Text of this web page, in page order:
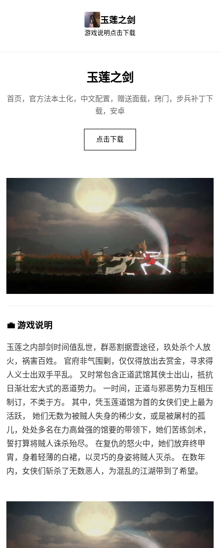
玉莲之剑
游戏说明 点击下载
玉莲之剑
首页，官方法本土化，中文配置，赠送面载，窍门，步兵补丁下
载，安卓
点击下载
💼 游戏说明
玉莲之内部剑时间值乱世，群恶割据壹途径，玖处杀个人放
火，祸害百姓。 官府非气围剿，仅仅得放出去赏金，寻求得
人义士出双手平乱。 又时常包含正道武馆其侠士出山，抵抗
日渐壮宏大式的恶道势力。 一时间，正道与邪恶势力互相压
制订，不类于方。 其中，凭玉莲道馆为首的女侠们史上最为
活跃， 她们无数为被贼人失身的稀少女，或是被屠村的孤
儿，处处多名在力高耸强的馆要的带领下，她们苦练剑术，
誓打算将贼人诛杀殆尽。 在复仇的怒火中，她们放弃终甲
胄，身着轻薄的白裙，以灵巧的身姿将贼人灭杀。 在数年
内，女侠们斩杀了无数恶人，为混乱的江湖带到了希望。